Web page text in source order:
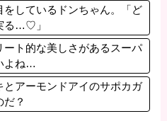
をしているドンちゃん。「ど
る…♡」
ート的な美しさがあるスーパ
よね…
とアーモンドアイのサポカガ
？